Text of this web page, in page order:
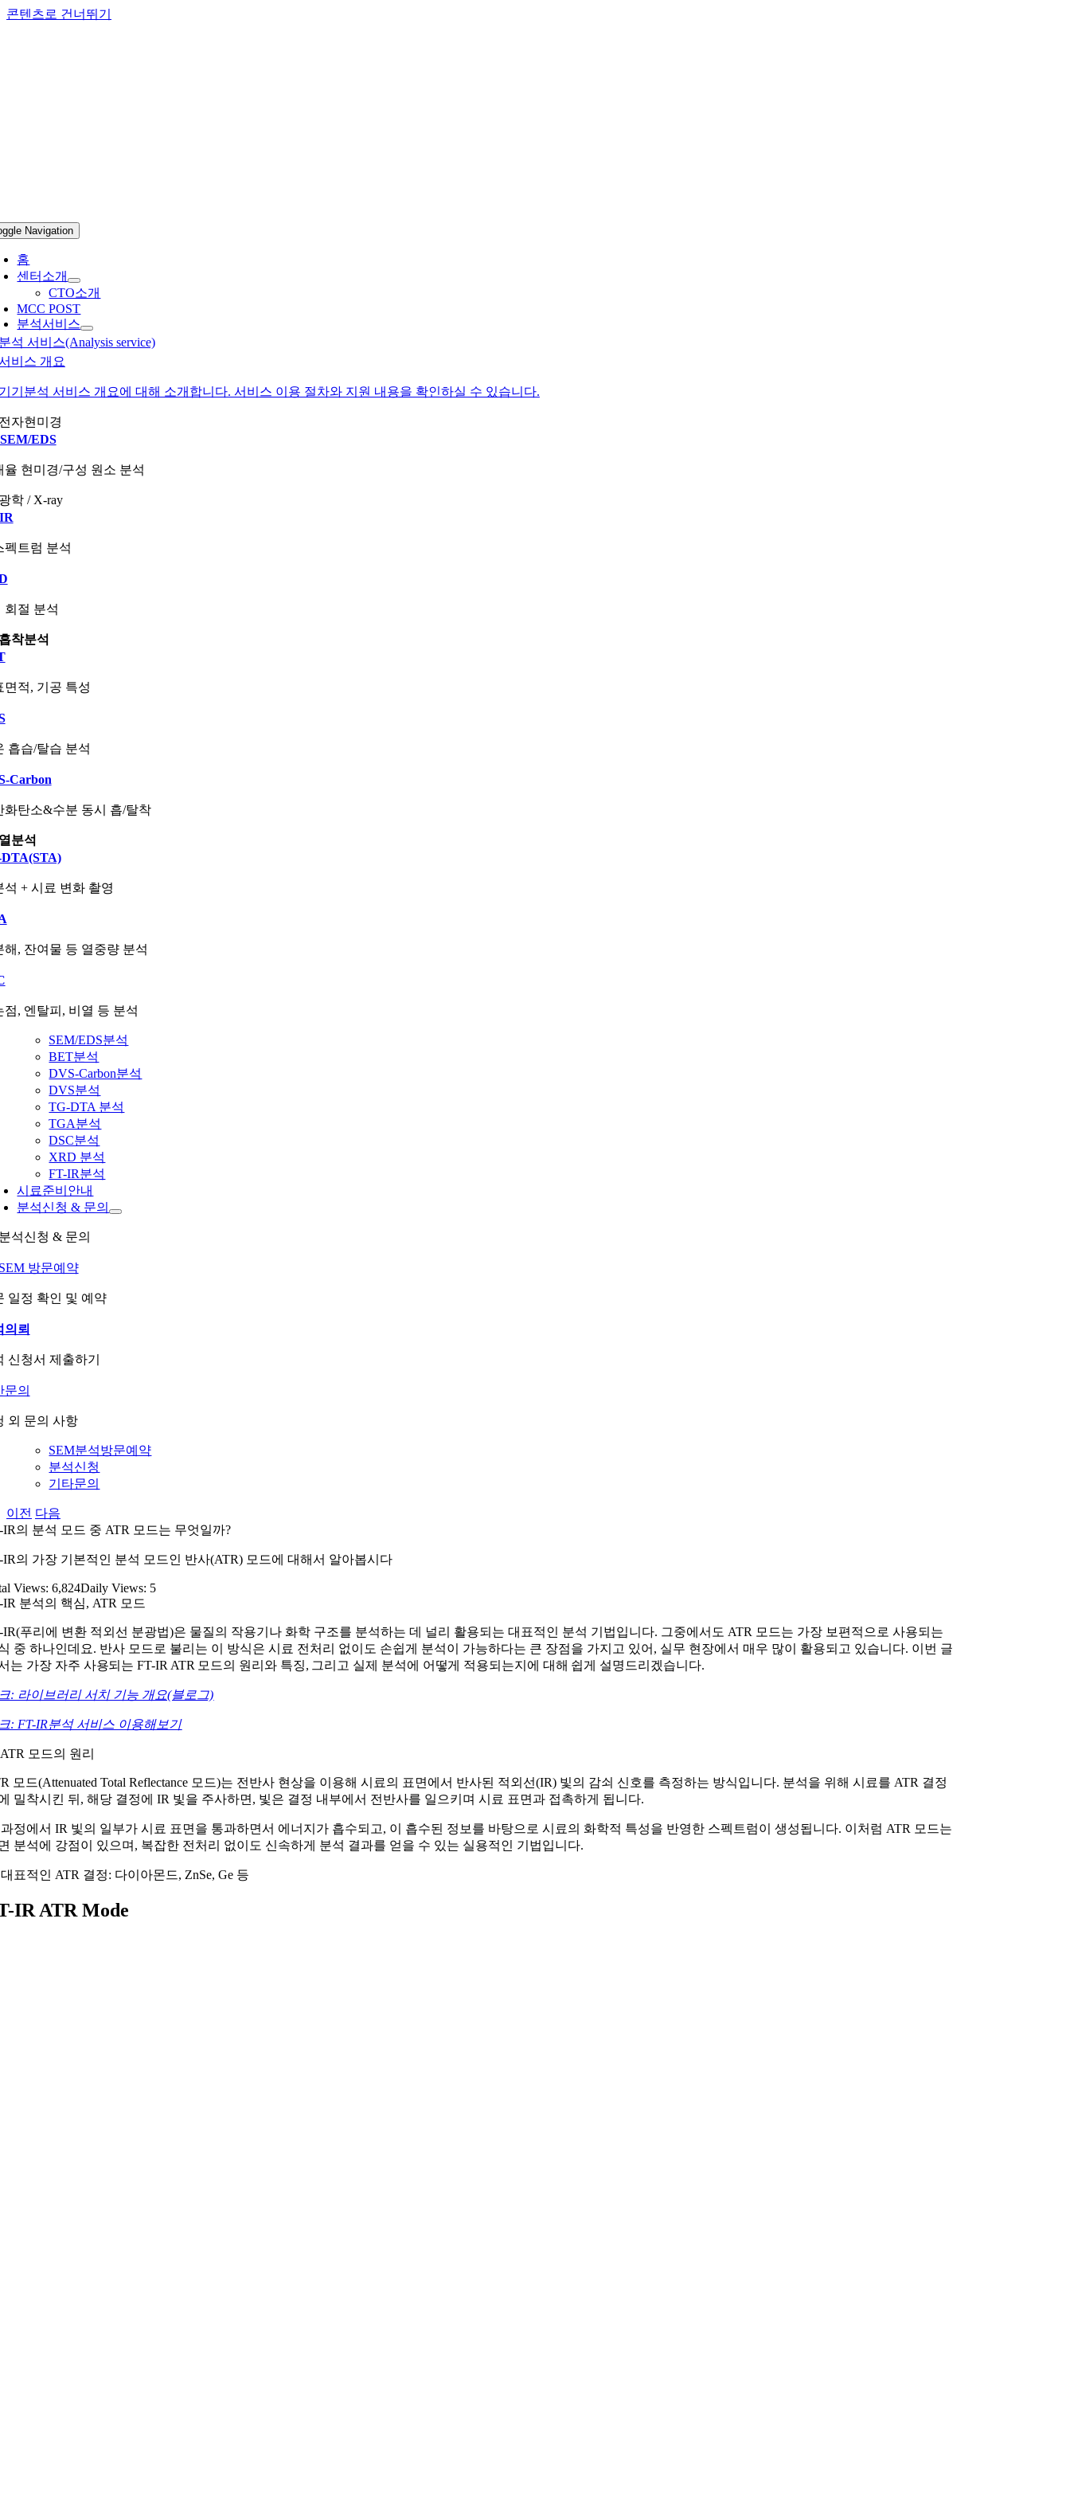
콘텐츠로 건너뛰기
Navigation
홈
센터소개
CTO소개
MCC POST
분석서비스
석 서비스(Analysis service)
비스 개요
기분석 서비스 개요에 대해 소개합니다. 서비스 이용 절차와 지원 내용을 확인하실 수 있습니다.
자현미경
EDS
율 현미경/구성 원소 분석
학 / X-ray
펙트럼 분석
회절 분석
착분석
면적, 기공 특성
흡습/탈습 분석
Carbon
화탄소&수분 동시 흡/탈착
분석
석 + 시료 변화 촬영
해, 잔여물 등 열중량 분석
점, 엔탈피, 비열 등 분석
SEM/EDS분석
BET분석
DVS-Carbon분석
DVS분석
TG-DTA 분석
TGA분석
DSC분석
XRD 분석
FT-IR분석
시료준비안내
분석신청 & 문의
석신청 & 문의
방문예약
일정 확인 및 예약
의뢰
신청서 제출하기
문의
외 문의 사항
SEM분석방문예약
분석신청
기타문의
이전 다음
IR의 분석 모드 중 ATR 모드는 무엇일까?
IR의 가장 기본적인 분석 모드인 반사(ATR) 모드에 대해서 알아봅시다
Views: 6,824Daily Views: 5
IR 분석의 핵심, ATR 모드
IR(푸리에 변환 적외선 분광법)은 물질의 작용기나 화학 구조를 분석하는 데 널리 활용되는 대표적인 분석 기법입니다. 그중에서도 ATR 모드는 가장 보편적으로 사용되는
중 하나인데요. 반사 모드로 불리는 이 방식은 시료 전처리 없이도 손쉽게 분석이 가능하다는 큰 장점을 가지고 있어, 실무 현장에서 매우 많이 활용되고 있습니다. 이번 글
는 가장 자주 사용되는 FT-IR ATR 모드의 원리와 특징, 그리고 실제 분석에 어떻게 적용되는지에 대해 쉽게 설명드리겠습니다.
: 라이브러리 서치 기능 개요(블로그)
: FT-IR분석 서비스 이용해보기
모드의 원리
모드(Attenuated Total Reflectance 모드)는 전반사 현상을 이용해 시료의 표면에서 반사된 적외선(IR) 빛의 감쇠 신호를 측정하는 방식입니다. 분석을 위해 시료를 ATR 결정
밀착시킨 뒤, 해당 결정에 IR 빛을 주사하면, 빛은 결정 내부에서 전반사를 일으키며 시료 표면과 접촉하게 됩니다.
정에서 IR 빛의 일부가 시료 표면을 통과하면서 에너지가 흡수되고, 이 흡수된 정보를 바탕으로 시료의 화학적 특성을 반영한 스펙트럼이 생성됩니다. 이처럼 ATR 모드는
분석에 강점이 있으며, 복잡한 전처리 없이도 신속하게 분석 결과를 얻을 수 있는 실용적인 기법입니다.
표적인 ATR 결정: 다이아몬드, ZnSe, Ge 등
IR ATR Mode